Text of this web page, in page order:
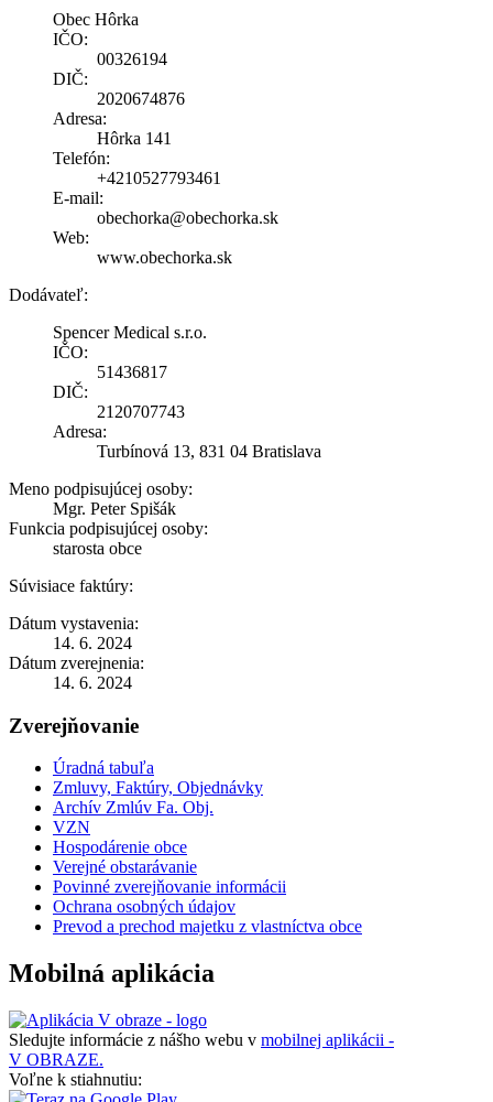
Obec Hôrka
IČO:
00326194
DIČ:
2020674876
Adresa:
Hôrka 141
Telefón:
+4210527793461
E-mail:
obechorka@obechorka.sk
Web:
www.obechorka.sk
Dodávateľ:
Spencer Medical s.r.o.
IČO:
51436817
DIČ:
2120707743
Adresa:
Turbínová 13, 831 04 Bratislava
Meno podpisujúcej osoby:
Mgr. Peter Spišák
Funkcia podpisujúcej osoby:
starosta obce
Súvisiace faktúry:
Dátum vystavenia:
14. 6. 2024
Dátum zverejnenia:
14. 6. 2024
Zverejňovanie
Úradná tabuľa
Zmluvy, Faktúry, Objednávky
Archív Zmlúv Fa. Obj.
VZN
Hospodárenie obce
Verejné obstarávanie
Povinné zverejňovanie informácii
Ochrana osobných údajov
Prevod a prechod majetku z vlastníctva obce
Mobilná aplikácia
Sledujte informácie z nášho webu v mobilnej aplikácii -
V OBRAZE.
Voľne k stiahnutiu: